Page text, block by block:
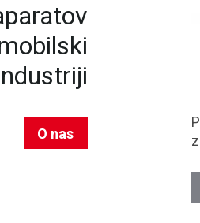
O nas